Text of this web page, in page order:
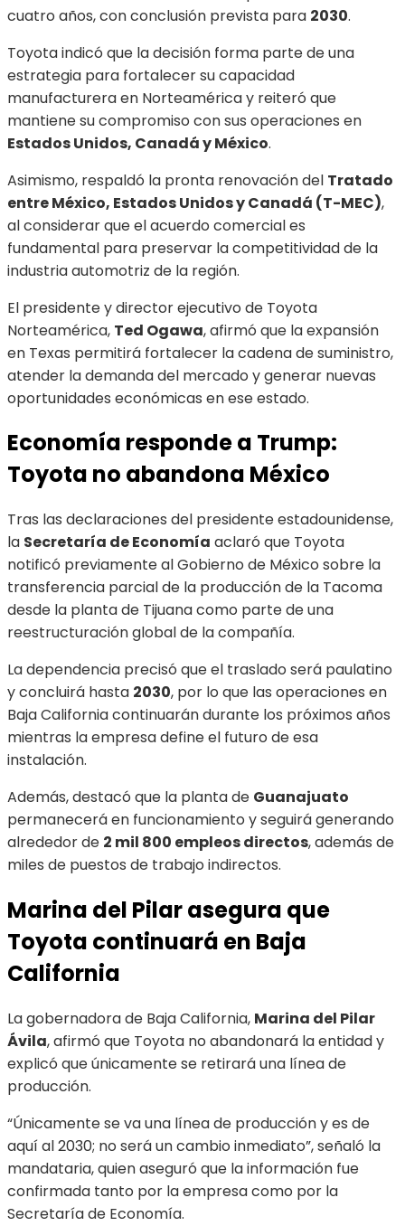
cuatro años, con conclusión prevista para 2030.
Toyota indicó que la decisión forma parte de una
estrategia para fortalecer su capacidad
manufacturera en Norteamérica y reiteró que
mantiene su compromiso con sus operaciones en
Estados Unidos, Canadá y México.
Asimismo, respaldó la pronta renovación del Tratado
entre México, Estados Unidos y Canadá (T-MEC),
al considerar que el acuerdo comercial es
fundamental para preservar la competitividad de la
industria automotriz de la región.
El presidente y director ejecutivo de Toyota
Norteamérica, Ted Ogawa, afirmó que la expansión
en Texas permitirá fortalecer la cadena de suministro,
atender la demanda del mercado y generar nuevas
oportunidades económicas en ese estado.
Economía responde a Trump:
Toyota no abandona México
Tras las declaraciones del presidente estadounidense,
la Secretaría de Economía aclaró que Toyota
notificó previamente al Gobierno de México sobre la
transferencia parcial de la producción de la Tacoma
desde la planta de Tijuana como parte de una
reestructuración global de la compañía.
La dependencia precisó que el traslado será paulatino
y concluirá hasta 2030, por lo que las operaciones en
Baja California continuarán durante los próximos años
mientras la empresa define el futuro de esa
instalación.
Además, destacó que la planta de Guanajuato
permanecerá en funcionamiento y seguirá generando
alrededor de 2 mil 800 empleos directos, además de
miles de puestos de trabajo indirectos.
Marina del Pilar asegura que
Toyota continuará en Baja
California
La gobernadora de Baja California, Marina del Pilar
Ávila, afirmó que Toyota no abandonará la entidad y
explicó que únicamente se retirará una línea de
producción.
“Únicamente se va una línea de producción y es de
aquí al 2030; no será un cambio inmediato”, señaló la
mandataria, quien aseguró que la información fue
confirmada tanto por la empresa como por la
Secretaría de Economía.